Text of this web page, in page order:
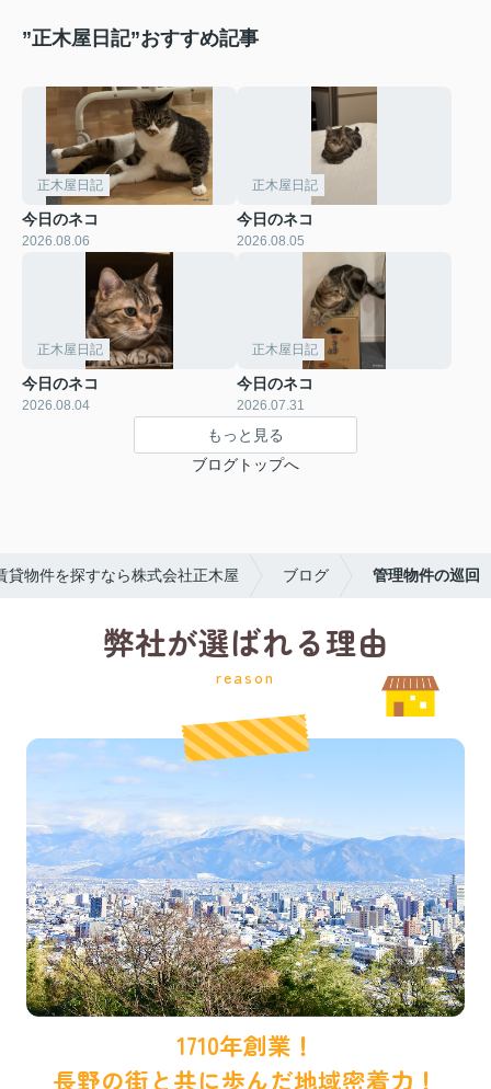
”正木屋日記”おすすめ記事
正木屋日記
今日のネコ
2026.08.06
正木屋日記
今日のネコ
2026.08.05
正木屋日記
今日のネコ
2026.08.04
正木屋日記
今日のネコ
2026.07.31
もっと見る
ブログトップへ
貸物件を探すなら株式会社正木屋 ブログ 管理物件の巡回
弊社が選ばれる理由
reason
1710年創業！
長野の街と共に歩んだ地域密着力！